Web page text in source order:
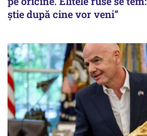
știe după cine vor veni”